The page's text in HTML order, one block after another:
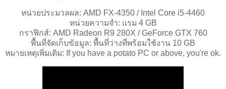
หน่วยประมวลผล: AMD FX-4350 / Intel Core i5-4460
หน่วยความจำ: แรม 4 GB
กราฟิกส์: AMD Radeon R9 280X / GeForce GTX 760
พื้นที่จัดเก็บข้อมูล: พื้นที่ว่างที่พร้อมใช้งาน 10 GB
หมายเหตุเพิ่มเติม: If you have a potato PC or above, you're ok.